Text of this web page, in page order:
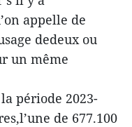
appelle de
dedeux ou
un même
période 2023-
de 677.100